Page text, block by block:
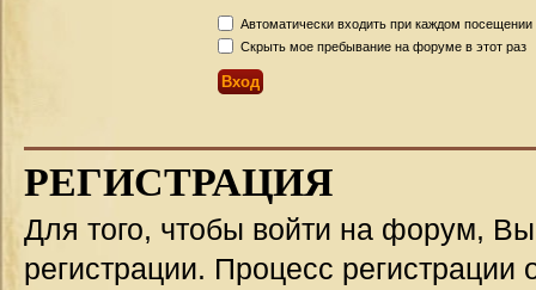
Автоматически входить при каждом посещении
Скрыть мое пребывание на форуме в этот раз
РЕГИСТРАЦИЯ
Для того, чтобы войти на форум,
регистрации. Процесс регистрации